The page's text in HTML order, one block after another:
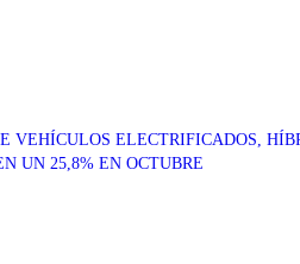
VEHÍCULOS ELECTRIFICADOS,
UN 25,8% EN OCTUBRE